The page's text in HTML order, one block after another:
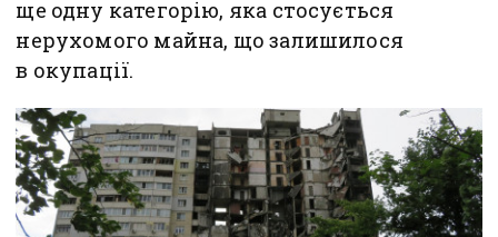
ще одну категорію, яка стосується
нерухомого майна, що залишилося
в окупації.